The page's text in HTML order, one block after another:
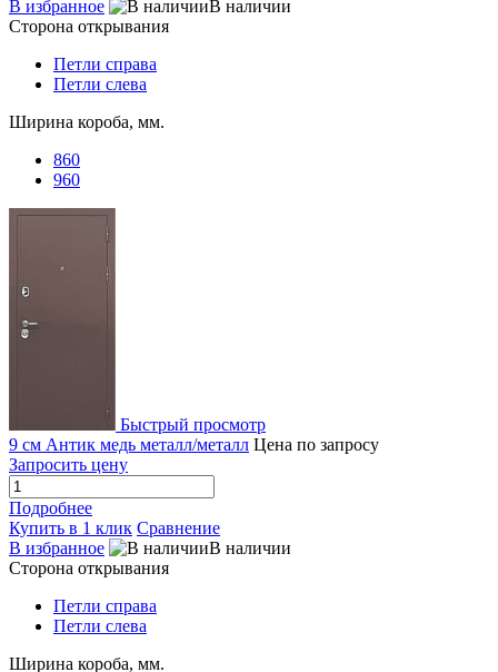
В избранное
В наличии
Сторона открывания
Петли справа
Петли слева
Ширина короба, мм.
860
960
Быстрый просмотр
9 см Антик медь металл/металл Цена по запросу
Запросить цену
Подробнее
Купить в 1 клик Сравнение
В избранное
В наличии
Сторона открывания
Петли справа
Петли слева
Ширина короба, мм.